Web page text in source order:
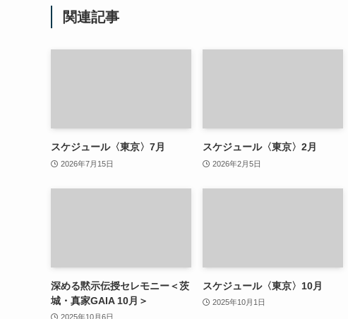
関連記事
スケジュール〈東京〉7月
2026年7月15日
スケジュール〈東京〉2月
2026年2月5日
深める黙示伝授セレモニー＜茨
城・真家GAIA 10月＞
2025年10月6日
スケジュール〈東京〉10月
2025年10月1日